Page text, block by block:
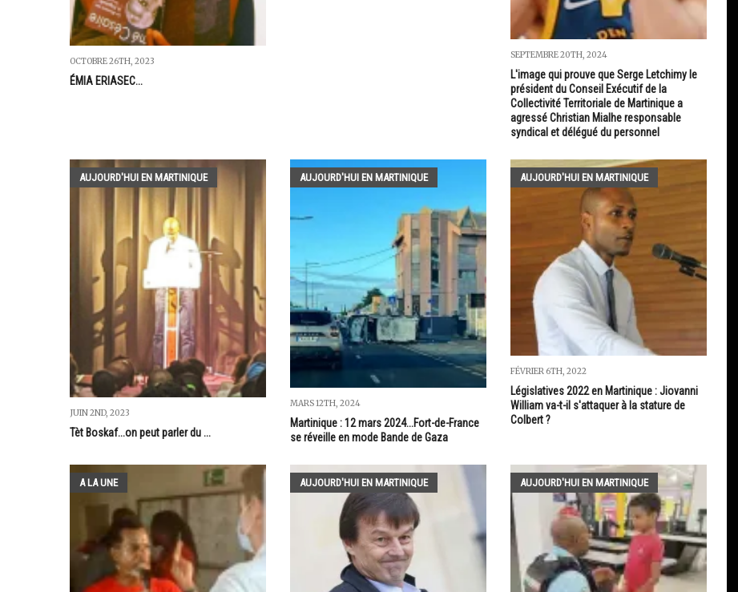
OCTOBRE 26TH, 2023
ÉMIA ERIASEC...
SEPTEMBRE 20TH, 2024
L'image qui prouve que Serge Letchimy le
président du Conseil Exécutif de la
Collectivité Territoriale de Martinique a
agressé Christian Mialhe responsable
syndical et délégué du personnel
AUJOURD'HUI EN MARTINIQUE
JUIN 2ND, 2023
Tèt Boskaf...on peut parler du ...
AUJOURD'HUI EN MARTINIQUE
MARS 12TH, 2024
Martinique : 12 mars 2024...Fort-de-France
se réveille en mode Bande de Gaza
AUJOURD'HUI EN MARTINIQUE
FÉVRIER 6TH, 2022
Législatives 2022 en Martinique : Jiovanni
William va-t-il s'attaquer à la stature de
Colbert ?
A LA UNE AUJOURD'HUI EN MARTINIQUE AUJOURD'HUI EN MARTINIQUE